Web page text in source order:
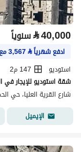
⃁40,000 سنوياً
ادفع شهرياً⃁
3,567مع
استوديو
147 م2
شقة استوديو للإيجار في
شارع القرية العليا، حي
الإيميل